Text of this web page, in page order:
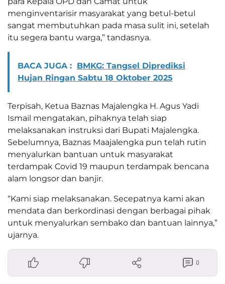
menginventarisir masyarakat yang betul-betul
sangat membutuhkan pada masa sulit ini, setelah
itu segera bantu warga,” tandasnya.
BACA JUGA : BMKG: Tangsel Diprediksi
Hujan Ringan Sabtu 18 Oktober 2025
Terpisah, Ketua Baznas Majalengka H. Agus Yadi
Ismail mengatakan, pihaknya telah siap
melaksanakan instruksi dari Bupati Majalengka.
Sebelumnya, Baznas Maajalengka pun telah rutin
menyalurkan bantuan untuk masyarakat
terdampak Covid 19 maupun terdampak bencana
alam longsor dan banjir.
“Kami siap melaksanakan. Secepatnya kami akan
mendata dan berkordinasi dengan berbagai pihak
untuk menyalurkan sembako dan bantuan lainnya,”
ujarnya.
0